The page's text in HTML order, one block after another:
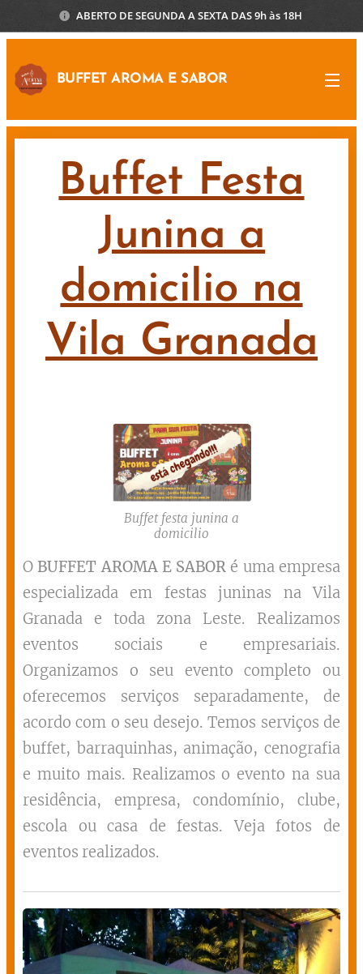
ABERTO DE SEGUNDA A SEXTA DAS 9h às 18H
BUFFET AROMA E SABOR
Buffet Festa
Junina a
domicilio na
Vila Granada
Buffet festa junina a
domicilio
O BUFFET AROMA E SABOR é uma empresa
especializada em festas juninas na Vila
Granada e toda zona Leste. Realizamos
eventos sociais e empresariais.
Organizamos o seu evento completo ou
oferecemos serviços separadamente, de
acordo com o seu desejo. Temos serviços de
buffet, barraquinhas, animação, cenografia
e muito mais. Realizamos o evento na sua
residência, empresa, condomínio, clube,
escola ou casa de festas. Veja fotos de
eventos realizados.